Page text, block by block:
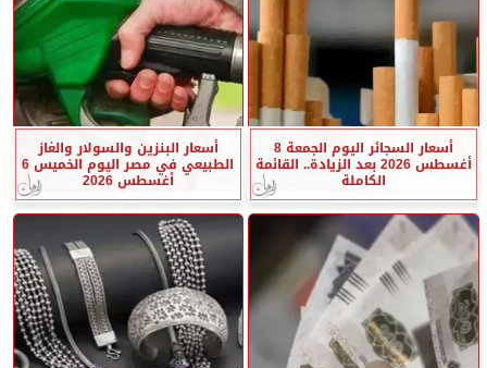
أسعار السجائر اليوم الجمعة 8
أغسطس 2026 بعد الزيادة.. القائمة
الكاملة
أسعار البنزين والسولار والغاز
الطبيعي في مصر اليوم الخميس 6
أغسطس 2026